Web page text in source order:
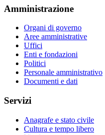
Amministrazione
Organi di governo
Aree amministrative
Uffici
Enti e fondazioni
Politici
Personale amministrativo
Documenti e dati
Servizi
Anagrafe e stato civile
Cultura e tempo libero